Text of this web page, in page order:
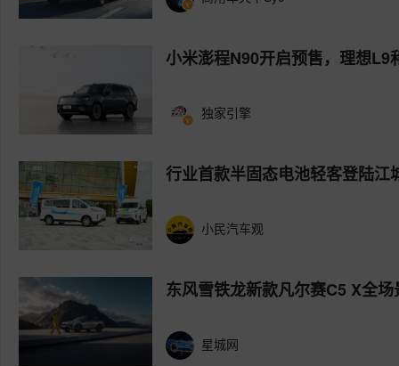
小米澎程N90开启预售，理想L9
独家引擎
行业首款半固态电池轻客登陆江
小民汽车观
东风雪铁龙新款凡尔赛C5 X全
星城网